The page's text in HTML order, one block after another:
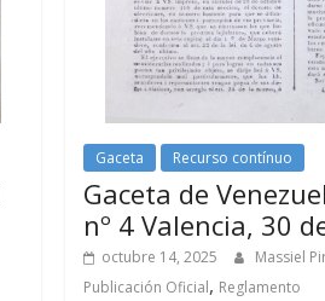
Gaceta Recurso contínuo
Gaceta de
nº 4 Valencia, 30
octubre 14, 2025 Massiel
Publicación Oficial, Reglamento